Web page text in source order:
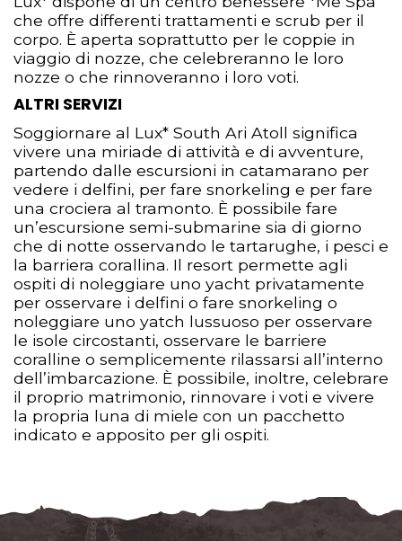
che offre differenti trattamenti e scrub per il
corpo. È aperta soprattutto per le coppie in
viaggio di nozze, che celebreranno le loro
nozze o che rinnoveranno i loro voti.
ALTRI SERVIZI
Soggiornare al Lux* South Ari Atoll significa
vivere una miriade di attività e di avventure,
partendo dalle escursioni in catamarano per
vedere i delfini, per fare snorkeling e per fare
una crociera al tramonto. È possibile fare
un’escursione semi-submarine sia di giorno
che di notte osservando le tartarughe, i pesci e
la barriera corallina. Il resort permette agli
ospiti di noleggiare uno yacht privatamente
per osservare i delfini o fare snorkeling o
noleggiare uno yatch lussuoso per osservare
le isole circostanti, osservare le barriere
coralline o semplicemente rilassarsi all’interno
dell’imbarcazione. È possibile, inoltre, celebrare
il proprio matrimonio, rinnovare i voti e vivere
la propria luna di miele con un pacchetto
indicato e apposito per gli ospiti.